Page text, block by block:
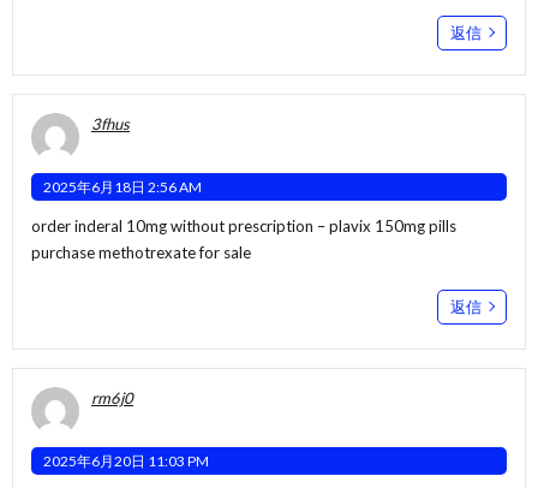
返信
3fhus
2025年6月18日 2:56 AM
order inderal 10mg without prescription –plavix 150mg pills
purchase methotrexate for sale
返信
rm6j0
2025年6月20日 11:03 PM